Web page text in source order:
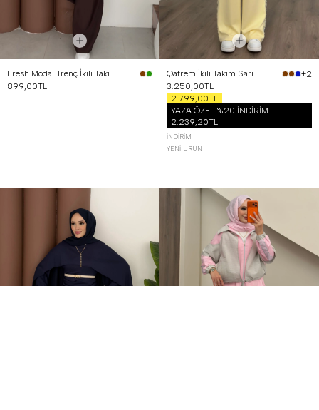
Fresh Modal Trenç İkili Takım Kahverengi
899,00TL
Qatrem İkili Takım Sarı
+2
3.250,00TL
2.799,00TL
YAZA ÖZEL %20 İNDİRİM
2.239,20TL
İNDIRIM
YENI ÜRÜN